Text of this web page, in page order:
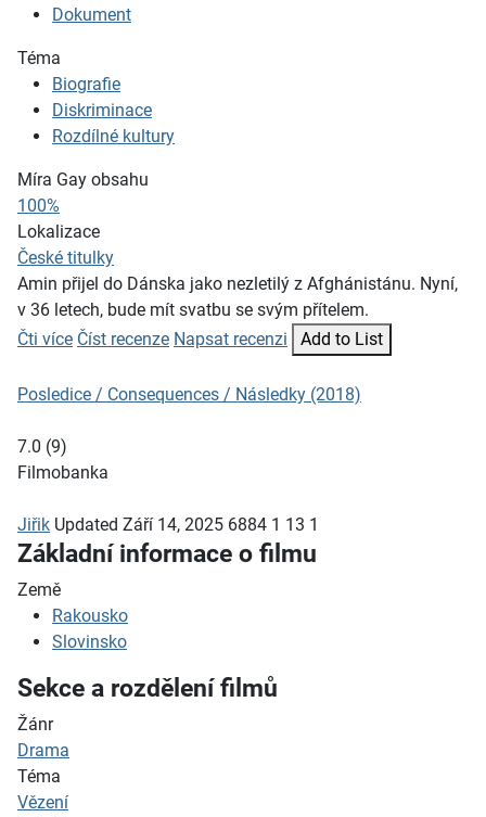
Dokument
Téma
Biografie
Diskriminace
Rozdílné kultury
Míra Gay obsahu
100%
Lokalizace
České titulky
Amin přijel do Dánska jako nezletilý z Afghánistánu. Nyní,
v 36 letech, bude mít svatbu se svým přítelem.
Čti více Číst recenze Napsat recenzi Add to List
Posledice / Consequences / Následky (2018)
7.0 (9)
Filmobanka
Jiřik Updated Září 14, 2025 6884 1 13 1
Základní informace o filmu
Země
Rakousko
Slovinsko
Sekce a rozdělení filmů
Žánr
Drama
Téma
Vězení